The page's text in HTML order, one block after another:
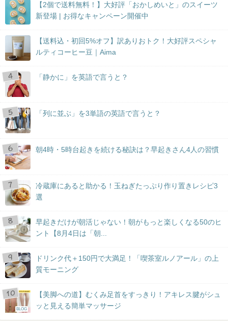
【2個で送料無料！】大好評「おかしめいと」のスイーツ
新登場 | お得なキャンペーン開催中
【送料込・初回5%オフ】訳ありおトク！大好評スペシャ
ルティコーヒー豆｜Aima
「静かに」を英語で言うと？
「列に並ぶ」を3単語の英語で言うと？
朝4時・5時台起きを続ける秘訣は？早起きさん4人の習慣
冷蔵庫にあると助かる！玉ねぎたっぷり作り置きレシピ3
選
早起きだけが朝活じゃない！朝がもっと楽しくなる50のヒ
ント【8月4日は「朝...
ドリンク代＋150円で大満足！「喫茶室ルノアール」の上
質モーニング
BLOG
【美脚への道】むくみ足首をすっきり！アキレス腱がシュ
ッと見える簡単マッサージ